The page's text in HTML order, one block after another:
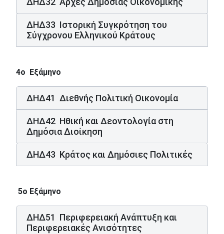
ΔΗΔ33 Ιστορική Συγκρότηση του
Σύγχρονου Ελληνικού Κράτους
4ο Εξάμηνο
ΔΗΔ41 Διεθνής Πολιτική Οικονομία
ΔΗΔ42 Ηθική και Δεοντολογία στη
Δημόσια Διοίκηση
ΔΗΔ43 Κράτος και Δημόσιες Πολιτικές
5ο Εξάμηνο
ΔΗΔ51 Περιφερειακή Ανάπτυξη και
Περιφερειακές Ανισότητες